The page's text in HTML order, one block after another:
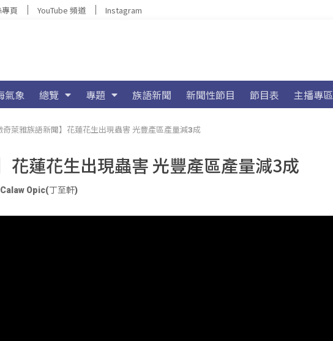
頁 YouTube 頻道 Instagram
氣象 總覽 專題 族語新聞 新聞性節目 節目表 主播專區
奇萊雅族語新聞】花蓮花生出現蟲害 光豐產區產量減3成
花蓮花生出現蟲害 光豐產區產量減3成
Calaw Opic(丁至軒)